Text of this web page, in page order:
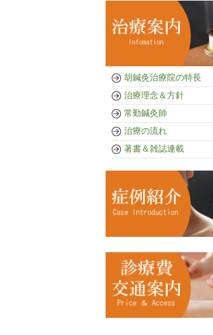
胡鍼灸治療院の特長
治療理念＆方針
常勤鍼灸師
治療の流れ
著書＆雑誌連載